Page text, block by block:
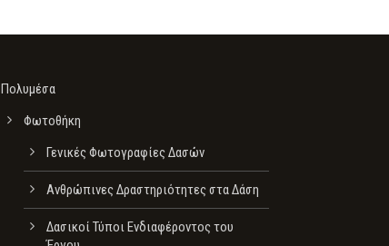
Πολυμέσα
Φωτοθήκη
Γενικές Φωτογραφίες Δασών
Ανθρώπινες Δραστηριότητες στα Δάση
Δασικοί Τύποι Ενδιαφέροντος του